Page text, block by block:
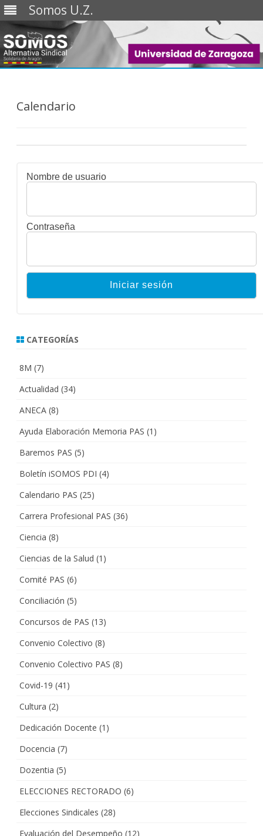
Somos U.Z.
Saltar
Calendario
Nombre de usuario
Contraseña
CATEGORÍAS
8M (7)
Actualidad (34)
ANECA (8)
Ayuda Elaboración Memoria PAS (1)
Baremos PAS (5)
Boletín iSOMOS PDI (4)
Calendario PAS (25)
Carrera Profesional PAS (36)
Ciencia (8)
Ciencias de la Salud (1)
Comité PAS (6)
Conciliación (5)
Concursos de PAS (13)
Convenio Colectivo (8)
Convenio Colectivo PAS (8)
Covid-19 (41)
Cultura (2)
Dedicación Docente (1)
Docencia (7)
Dozentia (5)
ELECCIONES RECTORADO (6)
Elecciones Sindicales (28)
Evaluación del Desempeño (12)